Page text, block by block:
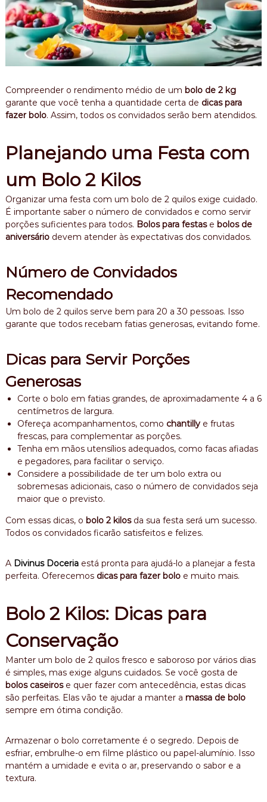
Compreender o rendimento médio de um bolo de 2 kg
garante que você tenha a quantidade certa de dicas para
fazer bolo. Assim, todos os convidados serão bem atendidos.
Planejando uma Festa com
um Bolo 2 Kilos
Organizar uma festa com um bolo de 2 quilos exige cuidado.
É importante saber o número de convidados e como servir
porções suficientes para todos. Bolos para festase bolos de
aniversáriodevem atender às expectativas dos convidados.
Número de Convidados
Recomendado
Um bolo de 2 quilos serve bem para 20 a 30 pessoas. Isso
garante que todos recebam fatias generosas, evitando fome.
Dicas para Servir Porções
Generosas
Corte o bolo em fatias grandes, de aproximadamente 4 a 6
centímetros de largura.
Ofereça acompanhamentos, como chantillye frutas
frescas, para complementar as porções.
Tenha em mãos utensílios adequados, como facas afiadas
e pegadores, para facilitar o serviço.
Considere a possibilidade de ter um bolo extra ou
sobremesas adicionais, caso o número de convidados seja
maior que o previsto.
Com essas dicas, o bolo 2 kilosda sua festa será um sucesso.
Todos os convidados ficarão satisfeitos e felizes.
A Divinus Doceriaestá pronta para ajudá-lo a planejar a festa
perfeita. Oferecemos dicas para fazer boloe muito mais.
Bolo 2 Kilos: Dicas para
Conservação
Manter um bolo de 2 quilos fresco e saboroso por vários dias
é simples, mas exige alguns cuidados. Se você gosta de
bolos caseirose quer fazer com antecedência, estas dicas
são perfeitas. Elas vão te ajudar a manter a massa de bolo
sempre em ótima condição.
Armazenar o bolo corretamente é o segredo. Depois de
esfriar, embrulhe-o em filme plástico ou papel-alumínio. Isso
mantém a umidade e evita o ar, preservando o sabor e a
textura.